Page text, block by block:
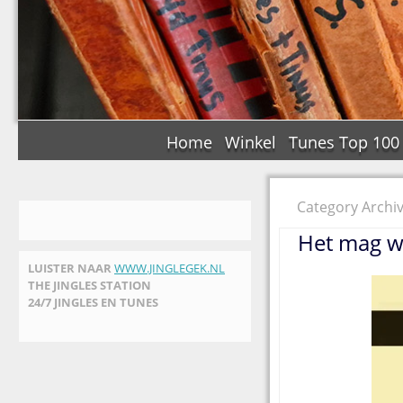
Home Winkel Tunes Top 100
LUISTER NAAR WWW.JINGLEGEK.NL
THE JINGLES STATION
24/7 JINGLES EN TUNES
Category
Het mag